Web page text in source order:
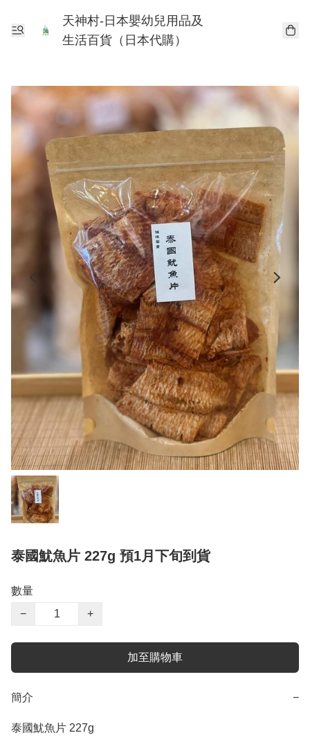
天神村-日本嬰幼兒用品及
生活百貨（日本代購）
泰國魷魚片 227g 預1月下旬到貨
數量
−
+
加至購物車
簡介 −
泰國魷魚片 227g